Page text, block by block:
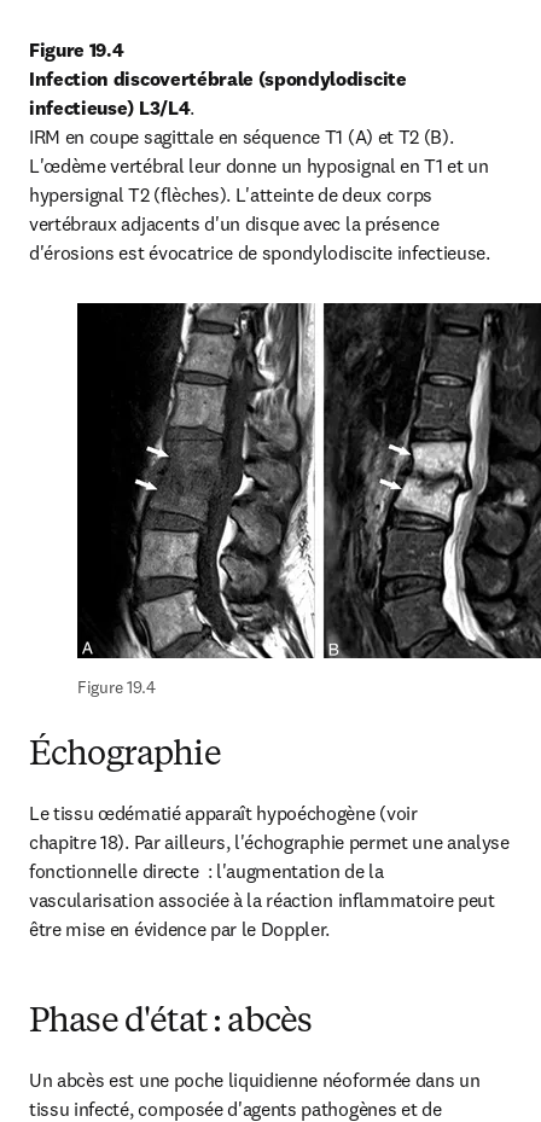
Figure 19.4
Infection discovertébrale (spondylodiscite
infectieuse) L3/L4.
IRM en coupe sagittale en séquence T1 (A) et T2 (B).
L'œdème vertébral leur donne un hyposignal en T1 et un
hypersignal T2 (flèches). L'atteinte de deux corps
vertébraux adjacents d'un disque avec la présence
d'érosions est évocatrice de spondylodiscite infectieuse.
Figure 19.4
Échographie
Le tissu œdématié apparaît hypoéchogène (voir
chapitre 18). Par ailleurs, l'échographie permet une analyse
fonctionnelle directe  : l'augmentation de la
vascularisation associée à la réaction inflammatoire peut
être mise en évidence par le Doppler.
Phase d'état : abcès
Un abcès est une poche liquidienne néoformée dans un
tissu infecté, composée d'agents pathogènes et de